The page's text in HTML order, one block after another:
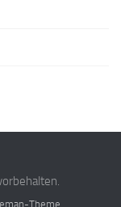
Theme